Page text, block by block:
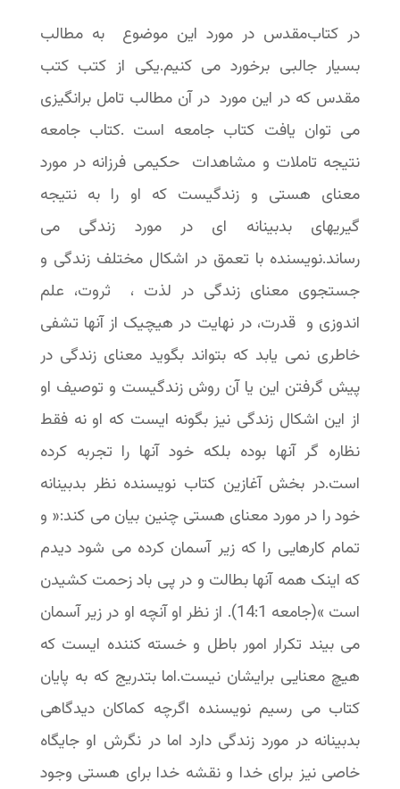
در کتاب‌مقدس در مورد این موضوع به مطالب
بسیار جالبی برخورد می کنیم.یکی از کتب کتب
مقدس که در این مورد در آن مطالب تامل برانگیزی
می توان یافت کتاب جامعه است .کتاب جامعه
نتیجه تاملات و مشاهدات حکیمی فرزانه در مورد
معنای هستی و زندگیست که او را به نتیجه
گیریهای بدبینانه ای در مورد زندگی می
رساند.نویسنده با تعمق در اشکال مختلف زندگی و
جستجوی معنای زندگی در لذت ، ثروت، علم
اندوزی و قدرت، در نهایت در هیچیک از آنها تشفی
خاطری نمی یابد که بتواند بگوید معنای زندگی در
پیش گرفتن این یا آن روش زندگیست و توصیف او
از این اشکال زندگی نیز بگونه ایست که او نه فقط
نظاره گر آنها بوده بلکه خود آنها را تجربه کرده
است.در بخش آغازین کتاب نویسنده نظر بدبینانه
خود را در مورد معنای هستی چنین بیان می کند:« و
تمام کارهایی را که زیر آسمان کرده می شود دیدم
که اینک همه آنها بطالت و در پی باد زحمت کشیدن
است »(جامعه 14:1). از نظر او آنچه او در زیر آسمان
می بیند تکرار امور باطل و خسته کننده ایست که
هیچ معنایی برایشان نیست.اما بتدریج که به پایان
کتاب می رسیم نویسنده اگرچه کماکان دیدگاهی
بدبینانه در مورد زندگی دارد اما در نگرش او جایگاه
خاصی نیز برای خدا و نقشه خدا برای هستی وجود